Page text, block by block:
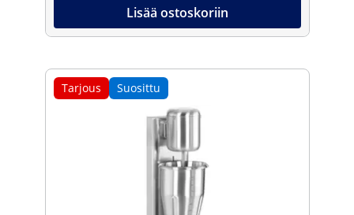
Lisää ostoskoriin
Tarjous Suosittu